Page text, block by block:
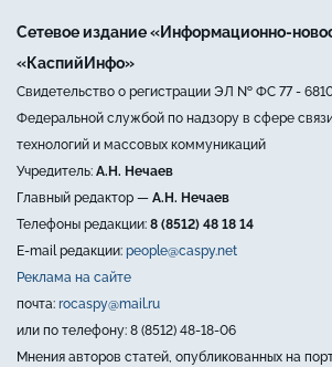
Сетевое издание «Информационно-
«КаспийИнфо»
Свидетельство о регистрации ЭЛ № ФС 77 -
Федеральной службой по надзору в сфере
технологий и массовых коммуникаций
Учредитель: А.Н. Нечаев
Главный редактор — А.Н. Нечаев
Телефоны редакции: 8 (8512) 48 18 14
E-mail редакции: people@caspy.net
Реклама на сайте
почта: rocaspy@mail.ru
или по телефону: 8 (8512) 48-18-06
Мнения авторов статей, опубликованных на